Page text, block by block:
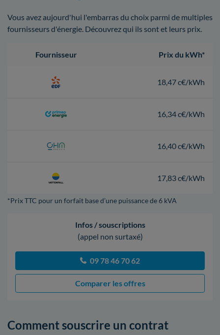
Vous avez aujourd'hui l'embarras du choix parmi de multiples
fournisseurs d'énergie. Découvrez qui ils sont et leurs prix.
Fournisseur Prix du kWh*
18,47 c€/kWh
16,34 c€/kWh
16,40 c€/kWh
17,83 c€/kWh
*Prix TTC pour un forfait base d’une puissance de 6 kVA
Infos / souscriptions
(appel non surtaxé)
09 78 46 70 62
Comparer les offres
Comment souscrire un contrat